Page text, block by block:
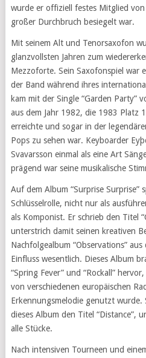
wurde er offiziell festes Mitglied
großer Durchbruch besiegelt war.
Mit seinem Alt und Tenorsaxofon
glanzvollsten Jahren zum
Mezzoforte. Sein Saxofonspiel war
der Band während ihres
kam mit der Single “Garden Party”
aus dem Jahr 1982, die 1983 Platz
erreichte und sogar in der
Pops zu sehen war. Keyboarder
Svavarsson einmal als eine Art
prägend war seine musikalische
Auf dem Album “Surprise Surprise”
Schlüsselrolle, nicht nur als
als Komponist. Er schrieb den Titel
unterstrich damit seinen kreativen
Nachfolgealbum “Observations”
Einfluss wesentlich. Dieses Album
“Spring Fever” und “Rockall”
von verschiedenen europäischen
Erkennungsmelodie genutzt
dieses Album den Titel “Distance”,
alle Stücke.
Nach intensiven Tourneen und